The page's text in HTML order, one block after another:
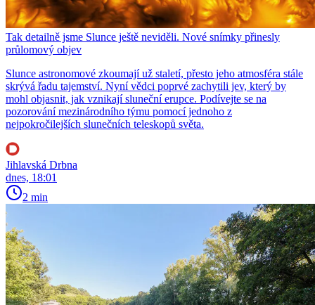
Tak detailně jsme Slunce ještě neviděli. Nové snímky přinesly
průlomový objev
Slunce astronomové zkoumají už staletí, přesto jeho atmosféra stále
skrývá řadu tajemství. Nyní vědci poprvé zachytili jev, který by
mohl objasnit, jak vznikají sluneční erupce. Podívejte se na
pozorování mezinárodního týmu pomocí jednoho z
nejpokročilejších slunečních teleskopů světa.
Jihlavská Drbna
dnes, 18:01
2 min